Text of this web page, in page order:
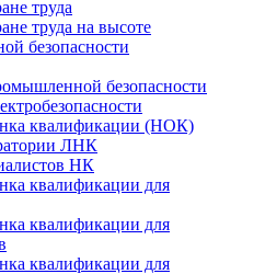
труда
труда на высоте
безопасности
безопасности
квалификации (НОК)
ЛНК
НК
квалификации для
квалификации для
квалификации для